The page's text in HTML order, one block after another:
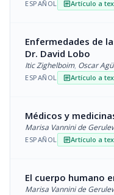
ESPAÑOL articleArtículo a
Enfermedades de
Dr. David Lobo
Itic Zighelboim, Oscar
ESPAÑOL articleArtículo a
Médicos y
Marisa Vannini de
ESPAÑOL articleArtículo a
El cuerpo humano
Marisa Vannini de